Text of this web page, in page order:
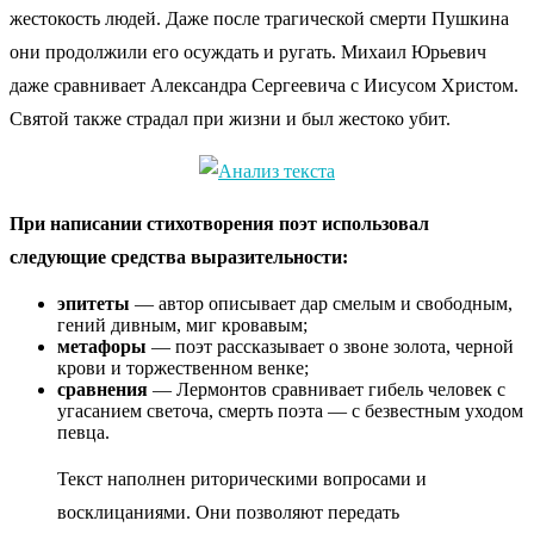
жестокость людей. Даже после трагической смерти Пушкина
они продолжили его осуждать и ругать. Михаил Юрьевич
даже сравнивает Александра Сергеевича с Иисусом Христом.
Святой также страдал при жизни и был жестоко убит.
При написании стихотворения поэт использовал
следующие средства выразительности:
эпитеты — автор описывает дар смелым и свободным,
гений дивным, миг кровавым;
метафоры — поэт рассказывает о звоне золота, черной
крови и торжественном венке;
сравнения — Лермонтов сравнивает гибель человек с
угасанием светоча, смерть поэта — с безвестным уходом
певца.
Текст наполнен риторическими вопросами и
восклицаниями. Они позволяют передать